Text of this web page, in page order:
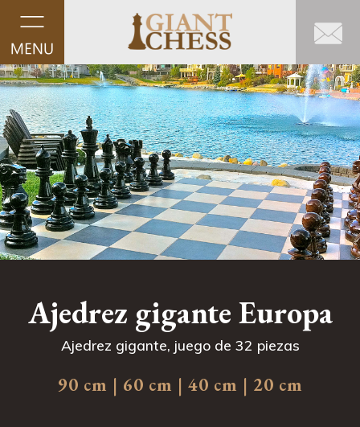
Ajedrez gigante Europa
Ajedrez gigante, juego de 32 piezas
90 cm | 60 cm | 40 cm | 20 cm